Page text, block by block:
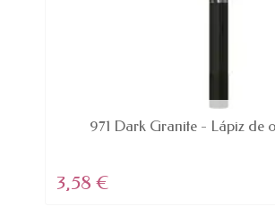
AVAILABLE
971 Dark Granite - Lápiz de
3,58 €